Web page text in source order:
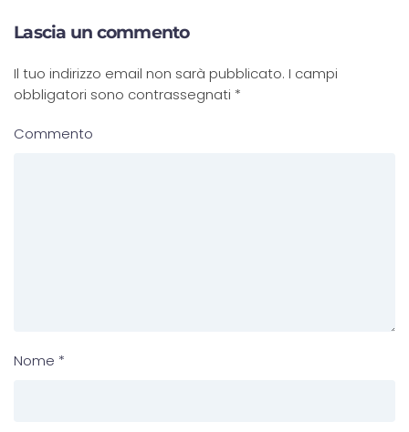
Lascia un commento
Il tuo indirizzo email non sarà pubblicato. I campi
obbligatori sono contrassegnati *
Commento
Nome *